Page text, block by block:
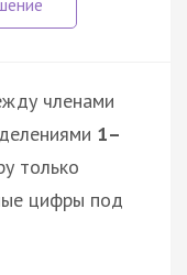
членами
1–
только
цифры под